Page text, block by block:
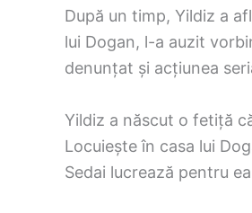
După un timp, Yildiz a
lui Dogan, l-a auzit
denunțat și acțiunea
Yildiz a născut o fetiță
Locuiește în casa lui
Sedai lucrează pentru